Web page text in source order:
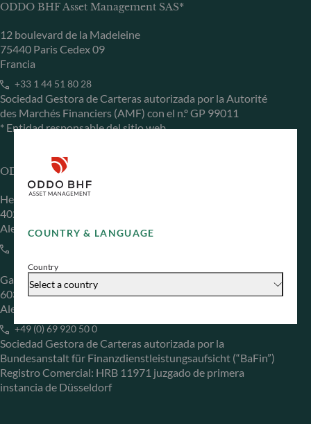
COUNTRY & LANGUAGE
Country
Select a country
ODDO BHF Asset Management SAS*
12 boulevard de la Madeleine
75440 Paris Cedex 09
Francia
+33 1 44 51 80 28
Sociedad Gestora de Carteras autorizada por la Autorité
des Marchés Financiers (AMF) con el n.º GP 99011
* Entidad responsable del sitio web
ODDO BHF Asset Management GmbH
Herzogstraße 15
40217 Düsseldorf
Alemania
Gallusanlage 8
60329 Frankfurt am Main
Alemania
+49 (0) 69 920 50 0
Sociedad Gestora de Carteras autorizada por la
Bundesanstalt für Finanzdienstleistungsaufsicht (“BaFin”)
Registro Comercial: HRB 11971 juzgado de primera
instancia de Düsseldorf